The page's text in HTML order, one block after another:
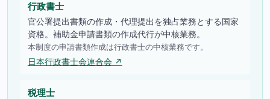
行政書士
官公署提出書類の作成・代理提出を独占業務とする国家
資格。補助金申請書類の作成代行が中核業務。
本制度の申請書類作成は行政書士の中核業務です。
日本行政書士会連合会 ↗
税理士